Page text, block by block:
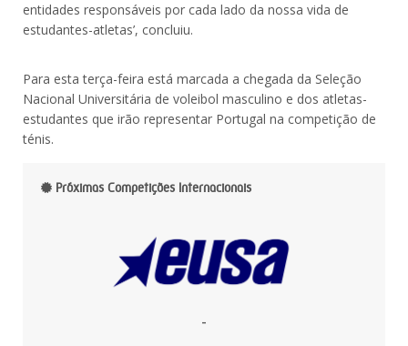
entidades responsáveis por cada lado da nossa vida de
estudantes-atletas’, concluiu.
Para esta terça-feira está marcada a chegada da Seleção
Nacional Universitária de voleibol masculino e dos atletas-
estudantes que irão representar Portugal na competição de
ténis.
Próximas Competições Internacionais
-